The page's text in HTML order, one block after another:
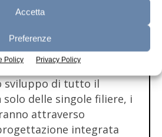
Accetta
Preferenze
Policy Privacy Policy
e attività di
sviluppo di tutto il
delle singole filiere, i
attraverso
integrata